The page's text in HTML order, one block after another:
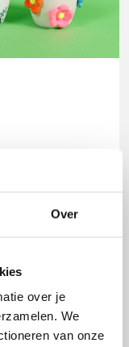
Over
over je
We
van onze
heb je
ze tekenen met
voor een 3D